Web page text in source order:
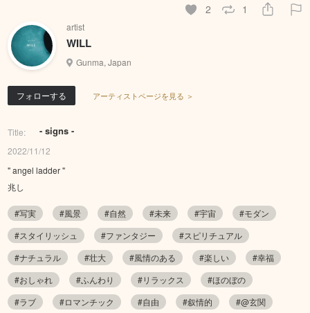
2 1
artist
WILL
Gunma, Japan
フォローする アーティストページを見る ＞
Title: - signs -
2022/11/12
" angel ladder "
兆し
#写実 #風景 #自然 #未来 #宇宙
#モダン
#スタイリッシュ
#ファンタジー
#スピリチュアル
#ナチュラル
#壮大 #風情のある #楽しい
#幸福
#おしゃれ
#ふんわり #リラックス
#ほのぼの
#ラブ
#ロマンチック #自由 #叙情的
#@玄関